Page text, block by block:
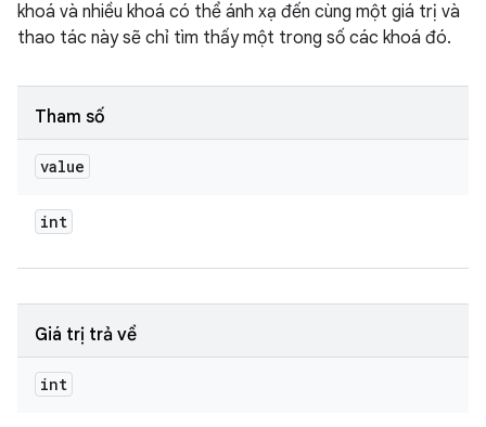
khoá và nhiều khoá có thể ánh xạ đến cùng một giá trị và
thao tác này sẽ chỉ tìm thấy một trong số các khoá đó.
Tham số
value
int
Giá trị trả về
int